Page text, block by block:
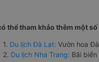
thể tham khảo thêm một
1. Du lịch Đà Lạt: Vườn hoa
2. Du lịch Nha Trang: Bãi